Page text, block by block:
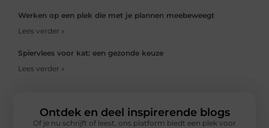
Werken op een plek die met je plannen meebeweegt
Lees verder »
Spiervlees voor kat: een gezonde keuze
Lees verder »
Ontdek en deel inspirerende blogs
Of je nu schrijft of leest, ons platform biedt een plek voor